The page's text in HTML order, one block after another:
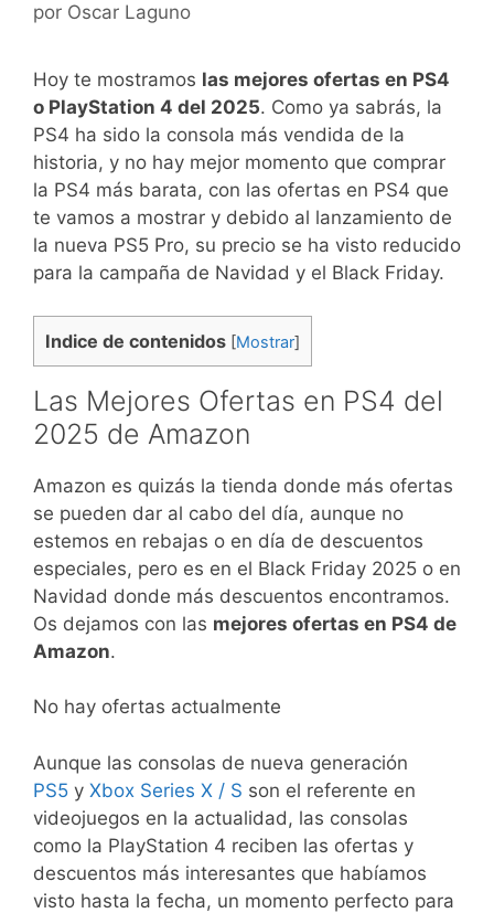
por Oscar Laguno
Hoy te mostramos las mejores ofertas en PS4
o PlayStation 4 del 2025. Como ya sabrás, la
PS4 ha sido la consola más vendida de la
historia, y no hay mejor momento que comprar
la PS4 más barata, con las ofertas en PS4 que
te vamos a mostrar y debido al lanzamiento de
la nueva PS5 Pro, su precio se ha visto reducido
para la campaña de Navidad y el Black Friday.
Indice de contenidos [Mostrar]
Las Mejores Ofertas en PS4 del
2025 de Amazon
Amazon es quizás la tienda donde más ofertas
se pueden dar al cabo del día, aunque no
estemos en rebajas o en día de descuentos
especiales, pero es en el Black Friday 2025 o en
Navidad donde más descuentos encontramos.
Os dejamos con las mejores ofertas en PS4 de
Amazon.
No hay ofertas actualmente
Aunque las consolas de nueva generación
PS5 y Xbox Series X / S son el referente en
videojuegos en la actualidad, las consolas
como la PlayStation 4 reciben las ofertas y
descuentos más interesantes que habíamos
visto hasta la fecha, un momento perfecto para